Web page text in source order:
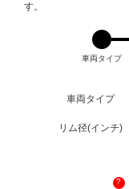
す。
車両タイプ
車両タイプ
リム径(インチ)
?